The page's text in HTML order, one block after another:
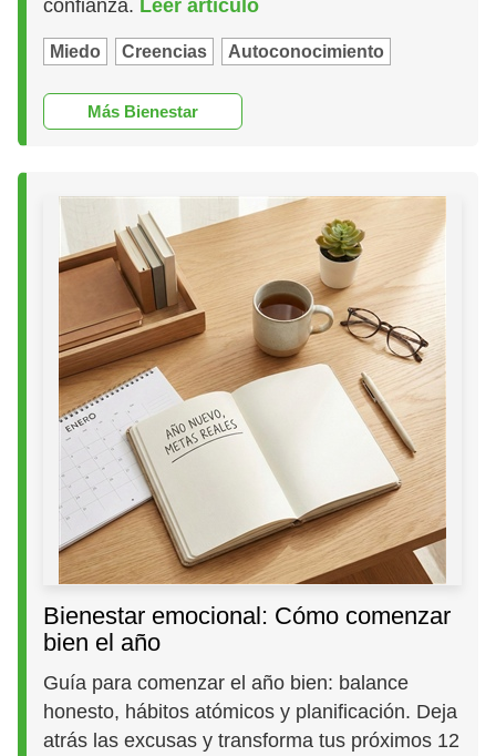
confianza. Leer artículo
Miedo Creencias Autoconocimiento
Más Bienestar
Bienestar emocional: Cómo comenzar
bien el año
Guía para comenzar el año bien: balance
honesto, hábitos atómicos y planificación. Deja
atrás las excusas y transforma tus próximos 12